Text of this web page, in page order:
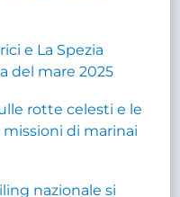
e La Spezia
del mare 2025
rotte celesti e le
di marinai
nazionale si